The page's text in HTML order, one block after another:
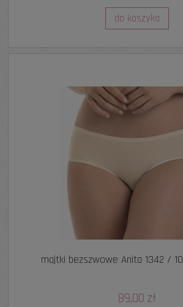
do koszyka
majtki bezszwowe Anita 1342 /
89,00 zł